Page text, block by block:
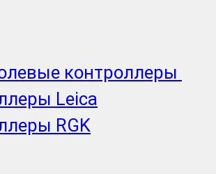
контроллеры
Leica
RGK